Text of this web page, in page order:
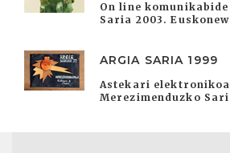
On line
Saria 2003.
ARGIA SARIA 1999
Astekari
Merezimenduzko